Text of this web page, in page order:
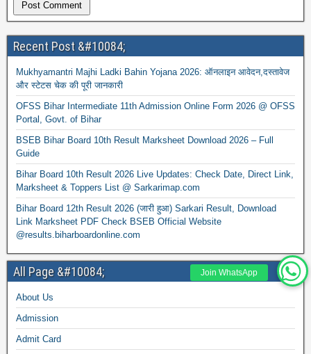
Join WhatsApp
Recent Post &#10084;
Mukhyamantri Majhi Ladki Bahin Yojana 2026: ऑनलाइन आवेदन,दस्तावेज
और स्टेटस चेक की पूरी जानकारी
OFSS Bihar Intermediate 11th Admission Online Form 2026 @ OFSS
Portal, Govt. of Bihar
BSEB Bihar Board 10th Result Marksheet Download 2026 – Full
Guide
Bihar Board 10th Result 2026 Live Updates: Check Date, Direct Link,
Marksheet & Toppers List @ Sarkarimap.com
Bihar Board 12th Result 2026 (जारी हुआ) Sarkari Result, Download
Link Marksheet PDF Check BSEB Official Website
@results.biharboardonline.com
All Page &#10084;
About Us
Admission
Admit Card